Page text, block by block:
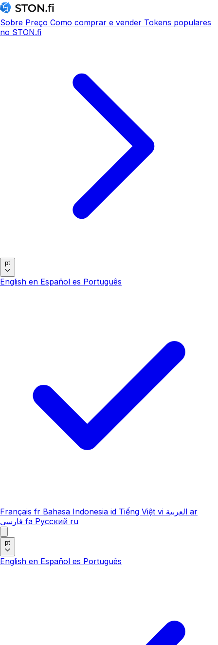
Sobre Preço Como comprar e vender Tokens populares
no STON.fi
pt
English en Español es Português
Français fr Bahasa Indonesia id Tiếng Việt vi العربية ar
فارسی fa Русский ru
pt
English en Español es Português